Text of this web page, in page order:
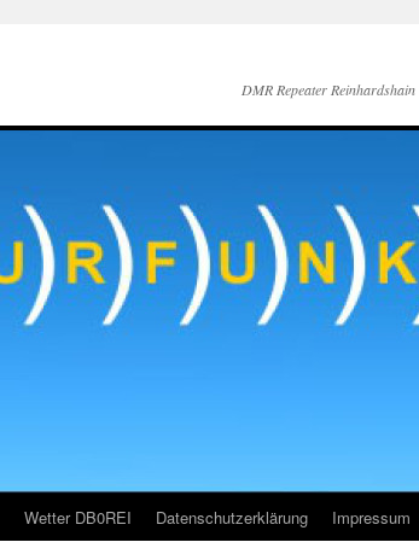
DMR Repeater Reinhardshain
Wetter DB0REI Datenschutzerklärung Impressum